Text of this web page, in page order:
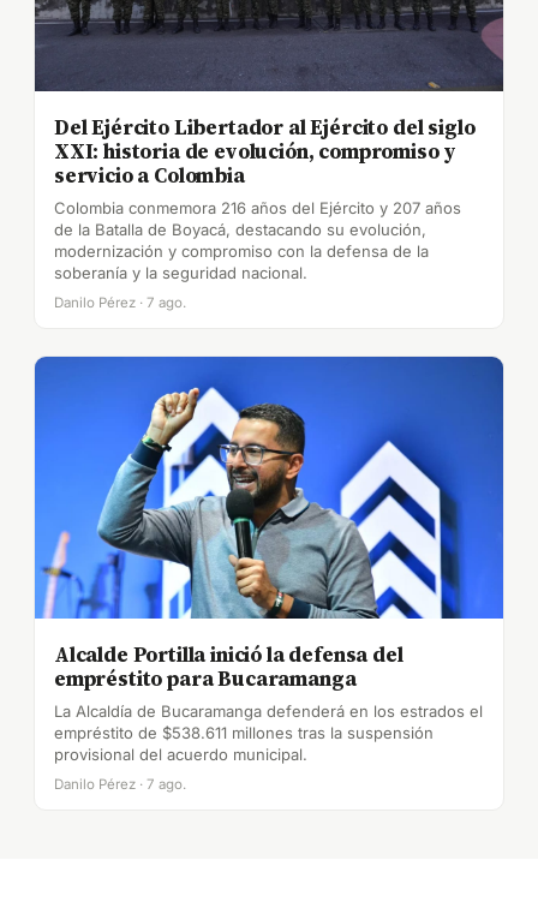
Del Ejército Libertador al Ejército del siglo
XXI: historia de evolución, compromiso y
servicio a Colombia
Colombia conmemora 216 años del Ejército y 207 años
de la Batalla de Boyacá, destacando su evolución,
modernización y compromiso con la defensa de la
soberanía y la seguridad nacional.
Danilo Pérez · 7 ago.
Alcalde Portilla inició la defensa del
empréstito para Bucaramanga
La Alcaldía de Bucaramanga defenderá en los estrados el
empréstito de $538.611 millones tras la suspensión
provisional del acuerdo municipal.
Danilo Pérez · 7 ago.